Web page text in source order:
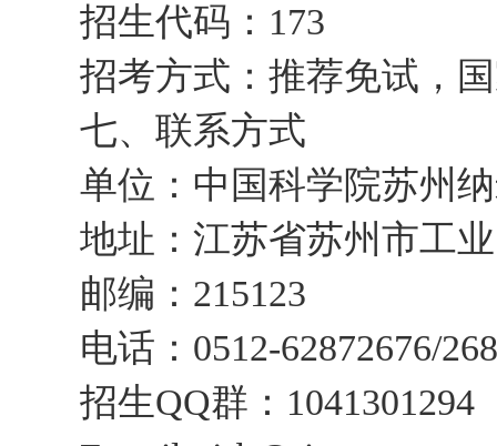
招生代码：173
招考方式：推荐免试，
七、联系方式
单位：中国科学院苏州
地址：江苏省苏州市工
邮编：215123
电话：0512-62872676/
招生QQ群：1041301294